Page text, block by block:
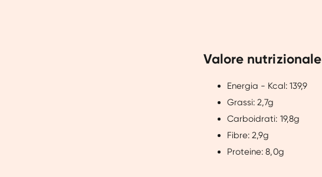
Valore nutrizionale
Energia - Kcal: 139,9
Grassi: 2,7g
Carboidrati: 19,8g
Fibre: 2,9g
Proteine: 8,0g